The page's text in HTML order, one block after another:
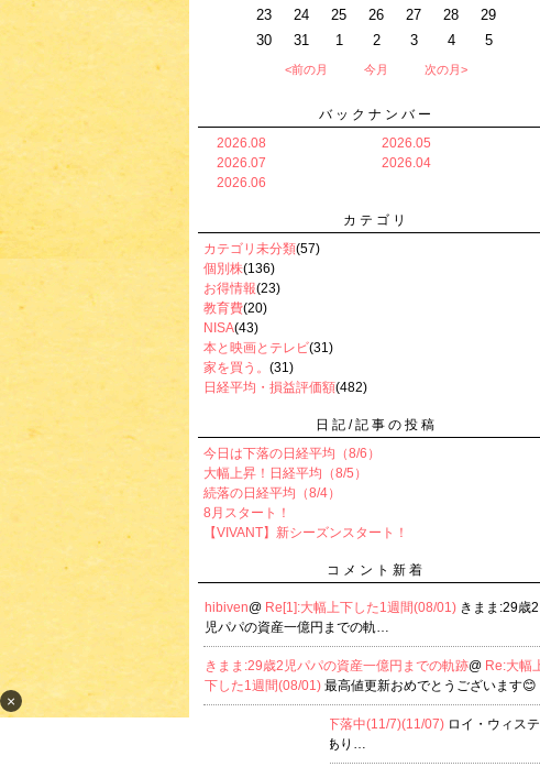
×
23
24 25 26 27 28
29
30
31 1 2 3 4 5
<前の月 今月 次の月>
バックナンバー
2026.08
2026.07
2026.06
2026.05
2026.04
カテゴリ
カテゴリ未分類(57)
個別株(136)
お得情報(23)
教育費(20)
NISA(43)
本と映画とテレビ(31)
家を買う。 (31)
日経平均・損益評価額(482)
日記/記事の投稿
今日は下落の日経平均（8/6）
大幅上昇！日経平均（8/5）
続落の日経平均（8/4）
8月スタート！
【VIVANT】新シーズンスタート！
コメント新着
hibiven@ Re[1]:大幅上下した1週間(08/01) きまま:29歳2
児パパの資産一億円までの軌…
きまま:29歳2児パパの資産一億円までの軌跡@ Re:大幅
下した1週間(08/01) 最高値更新おめでとうございます😊
Re[1]:大幅下落中(11/7)(11/07) ロイ・ウィステ
リアさんへ コメントあり…